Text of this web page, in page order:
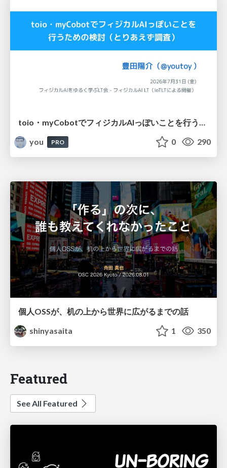
you
PRO 0 290
個人OSSが、机の上から世界に広がるまでの話
shinyasaita
1 350
Featured
See All Featured